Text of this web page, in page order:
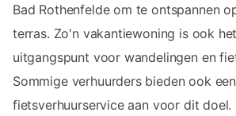
Bad Rothenfelde om te ontspannen
terras. Zo'n vakantiewoning is ook
uitgangspunt voor wandelingen en
Sommige verhuurders bieden ook een
fietsverhuurservice aan voor dit doel.